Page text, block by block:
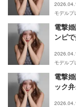
モデルプ
電撃
ンピ
モデルプ
電撃
ック